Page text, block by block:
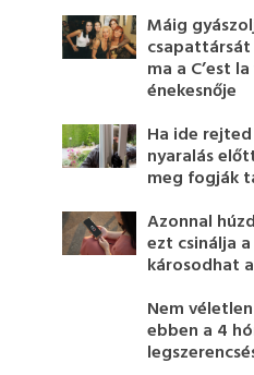
Máig
csapattársát
ma a C’est
énekesnője
Ha ide
nyaralás
meg fogják
Azonnal
ezt csinálja
károsodhat
Nem
ebben a 4